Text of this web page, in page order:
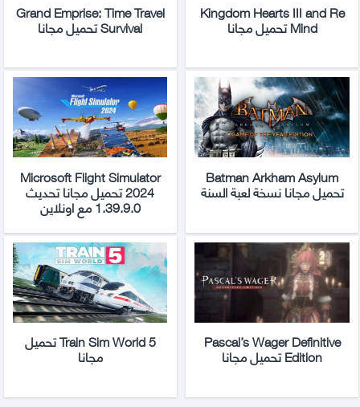
Kingdom Hearts III and Re
Mind تحميل مجانا
Grand Emprise: Time Travel
Survival تحميل مجانا
Batman Arkham Asylum
تحميل مجانا نسخة لعبة السنة
Microsoft Flight Simulator
2024 تحميل مجانا تحديث
1.39.9.0 مع اونلاين
Pascal’s Wager Definitive
Edition تحميل مجانا
Train Sim World 5 تحميل
مجانا